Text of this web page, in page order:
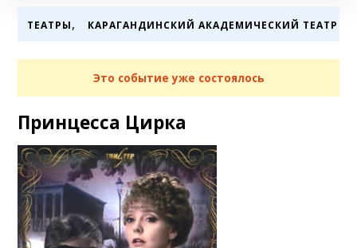
ТЕАТРЫ, КАРАГАНДИНСКИЙ АКАДЕМИЧЕСКИЙ ТЕАТР
Это событие уже состоялось
Принцесса Цирка